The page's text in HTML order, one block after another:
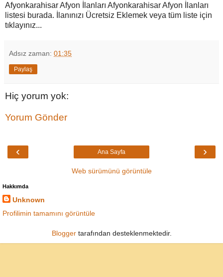
Afyonkarahisar Afyon İlanları Afyonkarahisar Afyon İlanları
listesi burada. İlanınızı Ücretsiz Eklemek veya tüm liste için
tıklayınız...
Adsız zaman: 01:35
Paylaş
Hiç yorum yok:
Yorum Gönder
‹ ›
Ana Sayfa
Web sürümünü görüntüle
Hakkımda
Unknown
Profilimin tamamını görüntüle
Bloggertarafından desteklenmektedir.